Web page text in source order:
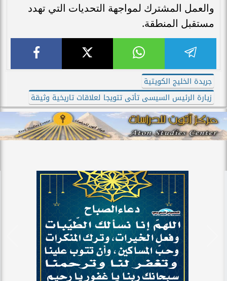
والعمل المشترك لمواجهة التحديات التي تهدد
مستقبل المنطقة.
جريدة الخليج الكويتية
زيارة الرئيس السيسى تأتى تتويجا لعلاقات تاريخية وثيقة